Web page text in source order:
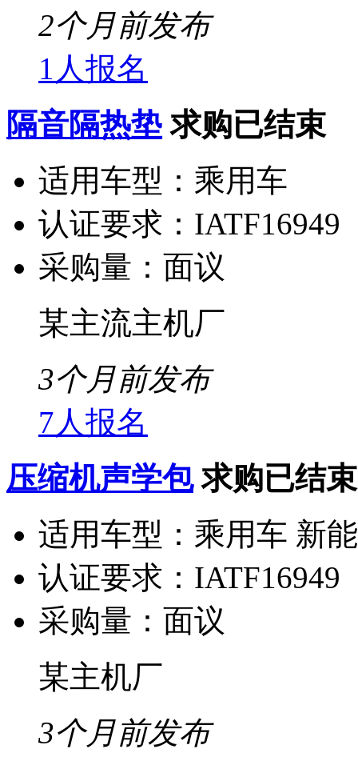
2个月前发布
1人报名
隔音隔热垫 求购已结束
适用车型： 乘用车
认证要求： IATF16949
采购量： 面议
某主流主机厂
3个月前发布
7人报名
压缩机声学包 求购已结束
适用车型： 乘用车 新
认证要求： IATF16949
采购量： 面议
某主机厂
3个月前发布